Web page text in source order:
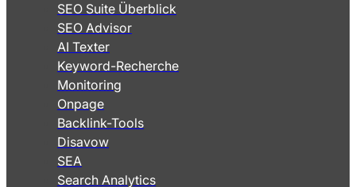
SEO Suite Überblick
SEO Advisor
AI Texter
Keyword-Recherche
Monitoring
Onpage
Backlink-Tools
Disavow
SEA
Search Analytics